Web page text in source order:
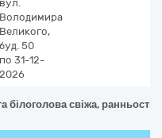
вул.
Володимира
Великого,
буд. 50
по 31-12-
2026
білоголова свіжа,